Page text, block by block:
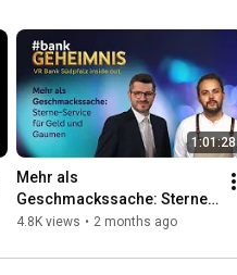
1:01:28
Mehr als
Geschmackssache: Sterne-
Service für Geld+Gaumen |
#bankGEHEIMNIS
4.8K views • 2 months ago